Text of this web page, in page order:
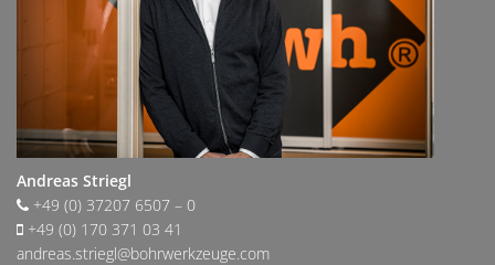
Andreas Striegl
+49 (0) 37207 6507 – 0
+49 (0) 170 371 03 41
andreas.striegl@bohrwerkzeuge.com